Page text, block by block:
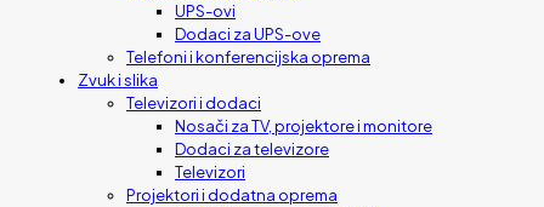
UPS-ovi
Dodaci za UPS-ove
Telefoni i konferencijska oprema
Zvuk i slika
Televizori i dodaci
Nosači za TV, projektore i monitore
Dodaci za televizore
Televizori
Projektori i dodatna oprema